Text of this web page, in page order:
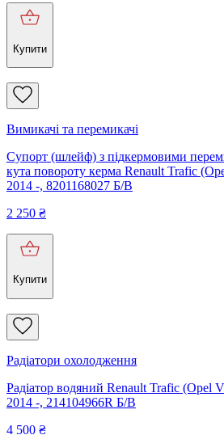
Купити
Вимикачі та перемикачі
Супорт (шлейф) з підкермовими
кута повороту керма Renault Trafic
2014 -, 8201168027 Б/В
2 250 ₴
Купити
Радіатори охолодження
Радіатор водяний Renault Trafic (Opel
2014 -, 214104966R Б/В
4 500 ₴